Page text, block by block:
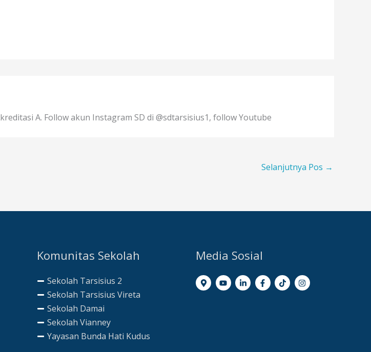
A. Follow akun Instagram SD di @sdtarsisius1, follow Youtube
Selanjutnya Pos →
Komunitas Sekolah
Sekolah Tarsisius 2
Sekolah Tarsisius Vireta
Sekolah Damai
Sekolah Vianney
Yayasan Bunda Hati Kudus
Media Sosial